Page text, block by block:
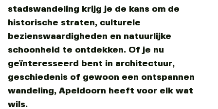
stadswandeling krijg je de kans om de
historische straten, culturele
bezienswaardigheden en natuurlijke
schoonheid te ontdekken. Of je nu
geïnteresseerd bent in architectuur,
geschiedenis of gewoon een ontspannen
wandeling, Apeldoorn heeft voor elk wat
wils.